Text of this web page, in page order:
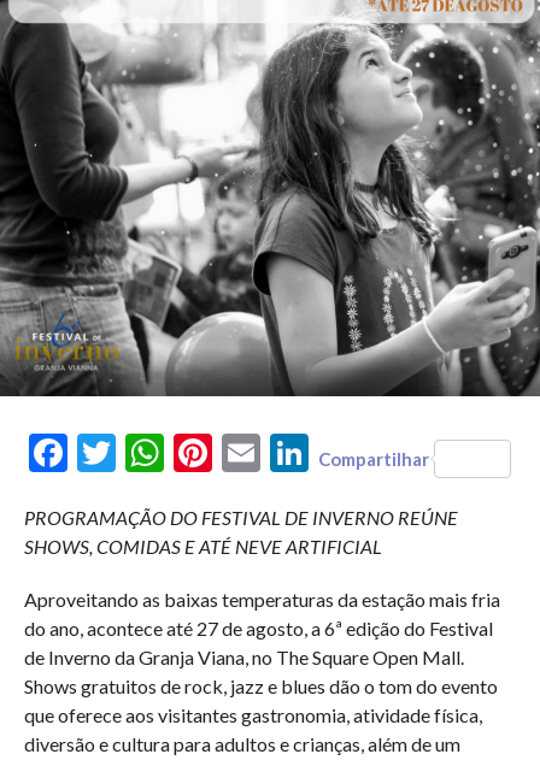
FacebookTwitterWhatsAppPinterest
Email LinkedIn
Compartilhar
PROGRAMAÇÃO DO FESTIVAL DE INVERNO REÚNE
SHOWS, COMIDAS E ATÉ NEVE ARTIFICIAL
Aproveitando as baixas temperaturas da estação mais fria
do ano, acontece até 27 de agosto, a 6ª edição do Festival
de Inverno da Granja Viana, no The Square Open Mall.
Shows gratuitos de rock, jazz e blues dão o tom do evento
que oferece aos visitantes gastronomia, atividade física,
diversão e cultura para adultos e crianças, além de um